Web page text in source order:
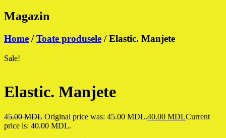
Magazin
Home /Toate produsele / Elastic. Manjete
Sale!
Elastic. Manjete
45.00MDL Original price was: 45.00 MDL.40.00 MDLCurrent
price is: 40.00 MDL.